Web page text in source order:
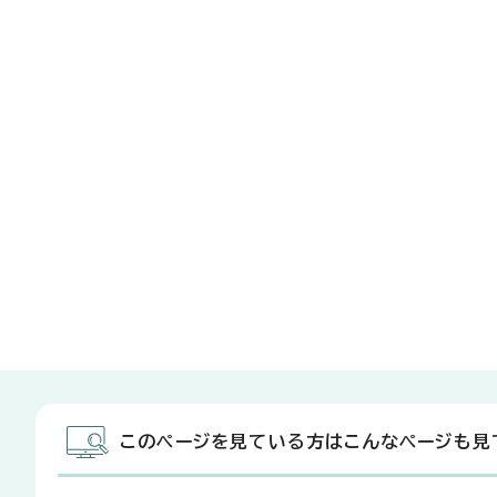
このページを見ている方はこんなページも見